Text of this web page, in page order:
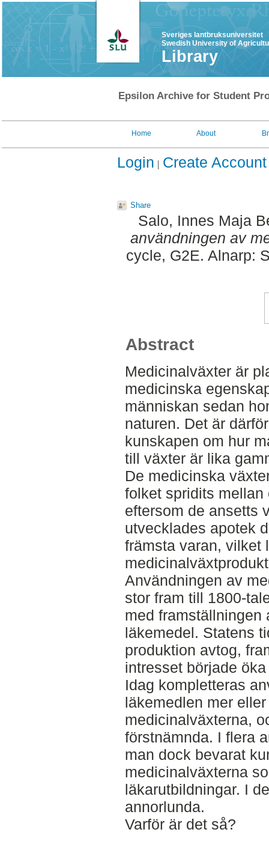
Sveriges lantbruksuniversitet
Swedish University of
Library
Epsilon Archive for Student
Home About
Login Create Account
Share
Salo, Innes Maja
användningen av
cycle, G2E. Alnarp:
Abstract
Medicinalväxter är
medicinska
människan sedan
naturen. Det är
kunskapen om hur
till växter är lika
De medicinska
folket spridits
eftersom de ansetts
utvecklades apotek
främsta varan, vilket
Användningen av
stor fram till 1800-
med framställningen
läkemedel. Statens
produktion avtog,
intresset började
Idag kompletteras
läkemedlen mer
medicinalväxterna,
förstnämnda. I flera
man dock bevarat
medicinalväxterna
läkarutbildningar. I
annorlunda.
Varför är det så?